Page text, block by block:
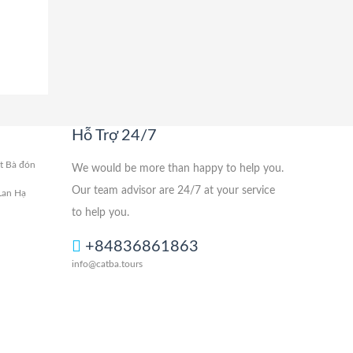
Bà đón
Hạ
Hỗ Trợ 24/7
We would be more than happy to help you.
Our team advisor are 24/7 at your service
to help you.
+84836861863
info@catba.tours